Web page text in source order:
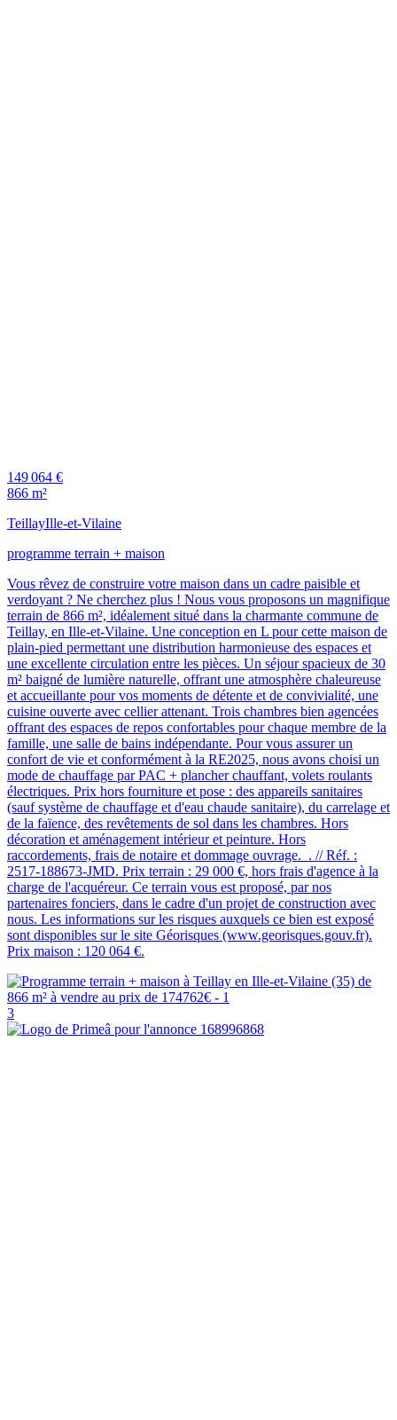
149 064 €
866 m²
TeillayIlle-et-Vilaine
programme terrain + maison
Vous rêvez de construire votre maison dans un cadre paisible et
verdoyant ? Ne cherchez plus ! Nous vous proposons un magnifique
terrain de 866 m², idéalement situé dans la charmante commune de
Teillay, en Ille-et-Vilaine. Une conception en L pour cette maison de
plain-pied permettant une distribution harmonieuse des espaces et
une excellente circulation entre les pièces. Un séjour spacieux de 30
m² baigné de lumière naturelle, offrant une atmosphère chaleureuse
et accueillante pour vos moments de détente et de convivialité, une
cuisine ouverte avec cellier attenant. Trois chambres bien agencées
offrant des espaces de repos confortables pour chaque membre de la
famille, une salle de bains indépendante. Pour vous assurer un
confort de vie et conformément à la RE2025, nous avons choisi un
mode de chauffage par PAC + plancher chauffant, volets roulants
électriques. Prix hors fourniture et pose : des appareils sanitaires
(sauf système de chauffage et d'eau chaude sanitaire), du carrelage et
de la faïence, des revêtements de sol dans les chambres. Hors
décoration et aménagement intérieur et peinture. Hors
raccordements, frais de notaire et dommage ouvrage. . // Réf. :
2517-188673-JMD. Prix terrain : 29 000 €, hors frais d'agence à la
charge de l'acquéreur. Ce terrain vous est proposé, par nos
partenaires fonciers, dans le cadre d'un projet de construction avec
nous. Les informations sur les risques auxquels ce bien est exposé
sont disponibles sur le site Géorisques (www.georisques.gouv.fr).
Prix maison : 120 064 €.
3